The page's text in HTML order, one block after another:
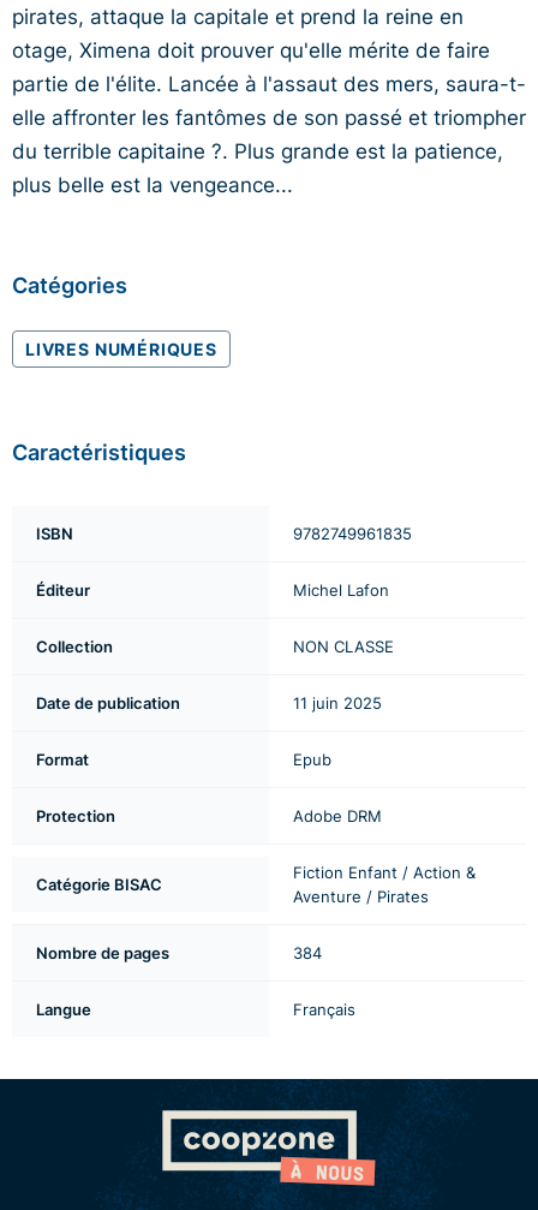
pirates, attaque la capitale et prend la reine en
otage, Ximena doit prouver qu'elle mérite de faire
partie de l'élite. Lancée à l'assaut des mers, saura-t-
elle affronter les fantômes de son passé et triompher
du terrible capitaine ?. Plus grande est la patience,
plus belle est la vengeance...
Catégories
LIVRES NUMÉRIQUES
Caractéristiques
ISBN 9782749961835
Éditeur Michel Lafon
Collection NON CLASSE
Date de publication 11 juin 2025
Format Epub
Protection Adobe DRM
Catégorie BISAC
Fiction Enfant / Action &
Aventure / Pirates
Nombre de pages 384
Langue Français